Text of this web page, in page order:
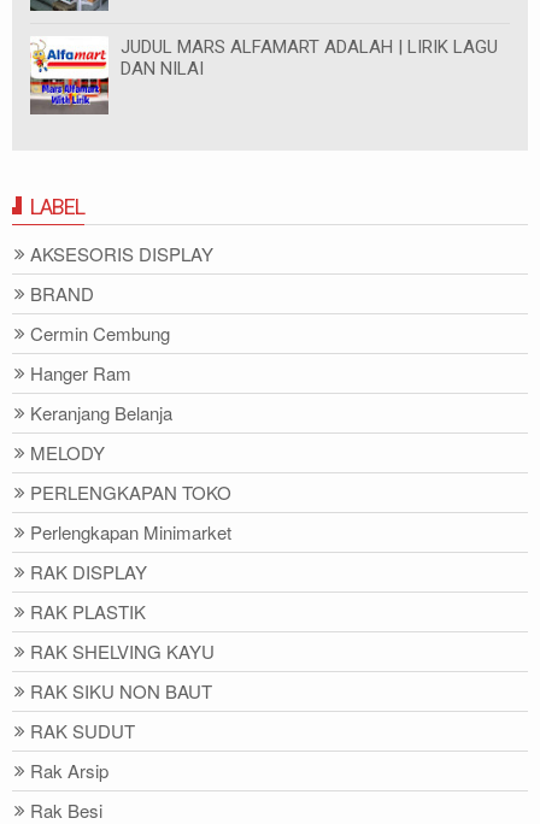
JUDUL MARS ALFAMART ADALAH | LIRIK LAGU
DAN NILAI
LABEL
AKSESORIS DISPLAY
BRAND
Cermin Cembung
Hanger Ram
Keranjang Belanja
MELODY
PERLENGKAPAN TOKO
Perlengkapan Minimarket
RAK DISPLAY
RAK PLASTIK
RAK SHELVING KAYU
RAK SIKU NON BAUT
RAK SUDUT
Rak Arsip
Rak Besi